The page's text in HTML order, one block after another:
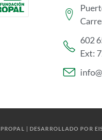
602
Ext:
| DESARROLLADO POR